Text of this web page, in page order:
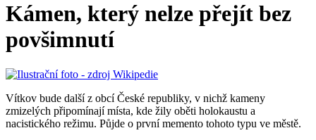
Kámen, který nelze přejít bez
povšimnutí
Vítkov bude další z obcí České republiky, v nichž kameny
zmizelých připomínají místa, kde žily oběti holokaustu a
nacistického režimu. Půjde o první memento tohoto typu ve městě.